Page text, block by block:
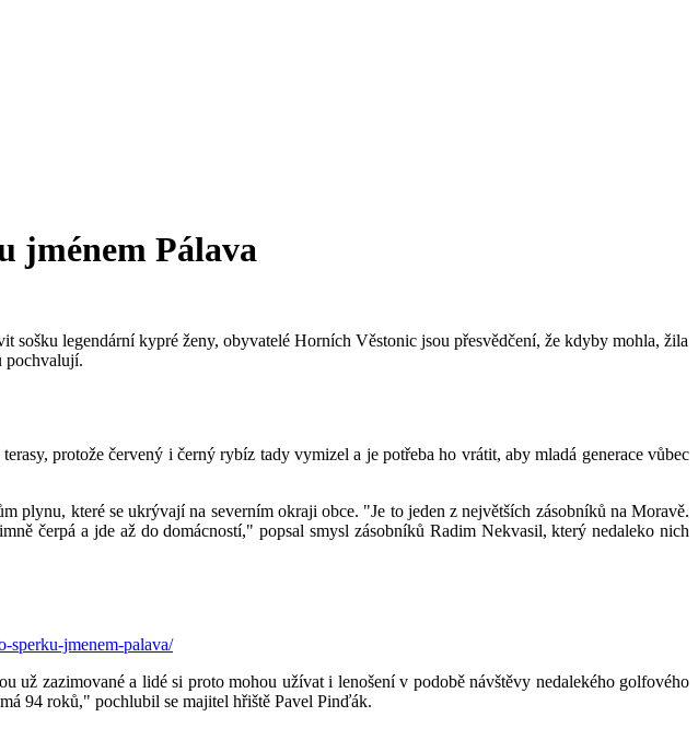
jménem Pálava
legendární kypré ženy, obyvatelé Horních Věstonic jsou přesvědčení, že kdyby mohla, žila
pochvalují.
protože červený i černý rybíz tady vymizel a je potřeba ho vrátit, aby mladá generace vůbec
které se ukrývají na severním okraji obce. "Je to jeden z největších zásobníků na Moravě.
čerpá a jde až do domácností," popsal smysl zásobníků Radim Nekvasil, který nedaleko nich
sperku-jmenem-palava/
zazimované a lidé si proto mohou užívat i lenošení v podobě návštěvy nedalekého golfového
94 roků," pochlubil se majitel hřiště Pavel Pinďák.